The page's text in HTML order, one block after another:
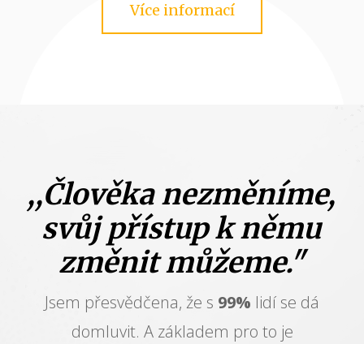
Více informací
,,Člověka nezměníme,
svůj přístup k němu
změnit můžeme."
Jsem přesvědčena, že s 99% lidí se dá
domluvit. A základem pro to je